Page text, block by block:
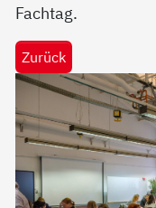
Fachtag.
Zurück